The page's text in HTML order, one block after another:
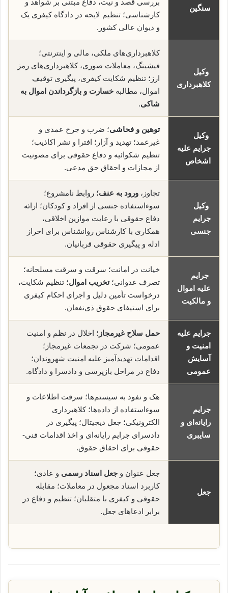
سنگین
بررسی قصد و نیت، دفاع مبتنی بر شواهد و
کارشناسی؛ تنظیم لایحه در دادگاه کیفری یک
و دیوان عالی کشور.
وکیل
کلاهبرداری
کلاهبرداری‌های ملکی، مالی و اینترنتی؛
فیشینگ، معاملات صوری، کلاهبرداری‌های رمز
ارز؛ تنظیم شکایت کیفری، پیگیری توقیف
اموال، مطالبه خسارت و بازگرداندن اموال به
شاکی.
وکیل
جرایم علیه
اشخاص
توهین و فحاشی؛ ضرب و جرح عمدی و
غیرعمد؛ تهدید و آزار؛ افترا و نشر اکاذیب؛
تنظیم شکوائیه و دفاع حقوقی برای مصونیت
از مجازات و احقاق حق مدعی.
وکیل
جرایم
جنسی
تجاوز، ورود به عنف؛ روابط نامشروع؛
سوءاستفاده جنسی از افراد و کودکان؛ ارائه
دفاع حقوقی با رعایت موازین اخلاقی،
همکاری با کارشناس روانشناس برای احراز
ادله و پیگیری حقوقی قربانیان.
جرایم
علیه اموال
و مالکیت
خیانت در امانت؛ سرقت و سرقت مسلحانه؛
تصرف عدوانی؛تخریب اموال؛ تنظیم شکایت،
درخواست تأمین دلیل و اجرای احکام کیفری
برای استیفای حقوق ذی‌نفعان.
جرایم علیه
امنیت و
آسایش
عمومی
حمل سلاح غیرمجاز ؛ اخلال در نظم و امنیت
عمومی؛ شرکت در تجمعات غیرمجاز؛
اقدامات تهدیدآمیز علیه امنیت شهروندان؛
دفاع در مراحل بازپرسی و دادسرا و دادگاه.
جرایم
رایانه‌ای و
سایبری
هک و نفوذ به سیستم‌ها؛ سرقت اطلاعات و
سوء‌استفاده از داده‌ها؛ کلاهبرداری
الکترونیکی؛ جعل دیجیتال؛ پیگیری در
دادسرای جرایم رایانه‌ای و اخذ اقدامات فنی-
حقوقی برای احقاق حقوق.
جعل
جعل عنوان و جعل اسناد رسمی و عادی؛
کاربرد اسناد مجعول در معاملات؛ مقابله
حقوقی و کیفری با متقلبان؛ تنظیم و دفاع در
برابر ادعاهای جعل.